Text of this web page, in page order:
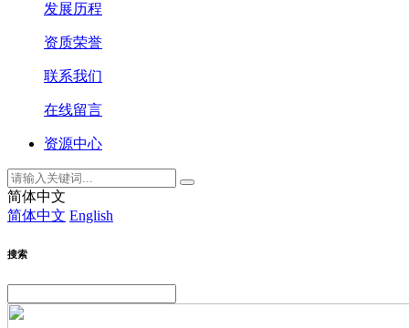
发展历程
资质荣誉
联系我们
在线留言
资源中心
简体中文
简体中文 English
搜索